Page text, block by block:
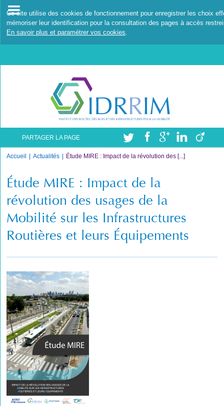
Ce site utilise des cookies de fonctionnement pour enregistrer les choix
mémoriser leur identification pour la consultation des pages à accès
En savoir plus et paramétrer vos cookies
PARTAGER LA PAGE
Accueil Actualités Étude MIRE : Impact de la révolution des [...]
Étude MIRE : Impact de la
révolution des usages de la
Mobilité sur les Infrastructures
Routières et leurs Équipements